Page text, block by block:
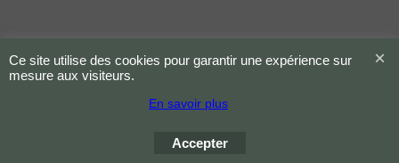
Ce site utilise des cookies pour garantir une expérience sur
mesure aux visiteurs.
En savoir plus
Accepter